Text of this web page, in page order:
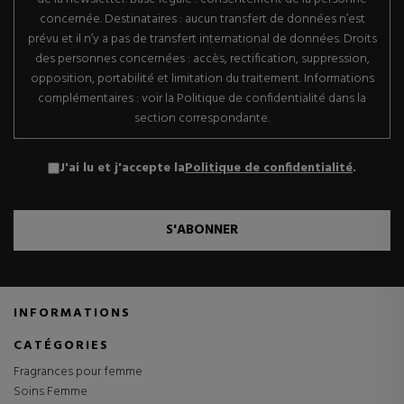
concernée. Destinataires : aucun transfert de données n’est
prévu et il n’y a pas de transfert international de données. Droits
des personnes concernées : accès, rectification, suppression,
opposition, portabilité et limitation du traitement. Informations
complémentaires : voir la Politique de confidentialité dans la
section correspondante.
J'ai lu et j'accepte laPolitique de confidentialité.
S'ABONNER
INFORMATIONS
CATÉGORIES
Fragrances pour femme
Soins Femme